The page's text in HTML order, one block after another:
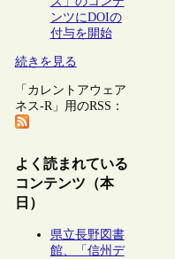
ンツにDOIの
付与を開始
続きを見る
「カレントアウェア
ネス-R」用のRSS：
よく読まれている
コンテンツ（本
日）
県立長野図書
館、「信州デ